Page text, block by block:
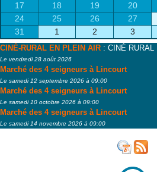
17
18 19 20
24
25 26 27
31
1 2 3
CINÉ-RURAL EN PLEIN AIR : CINÉ RURAL
Le vendredi 28 août 2026
Marché des 4 seigneurs à Lincourt
Le samedi 12 septembre 2026 à 09:00
Marché des 4 seigneurs à Lincourt
Le samedi 10 octobre 2026 à 09:00
Marché des 4 seigneurs à Lincourt
Le samedi 14 novembre 2026 à 09:00